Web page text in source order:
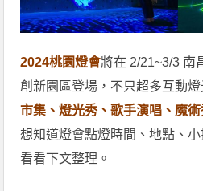
2024桃園燈會將在 2/21~3/3 南
創新園區登場，不只超多互動
市集、燈光秀、歌手演唱、魔
想知道燈會點燈時間、地點、
看看下文整理。